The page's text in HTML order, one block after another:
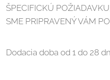
ŠPECIFICKÚ
SME PRIPRAVENÝ VÁM
Dodacia doba od 1 do 28